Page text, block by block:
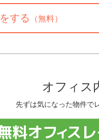
をする （無料）
オフィス
先ずは気になった物件で